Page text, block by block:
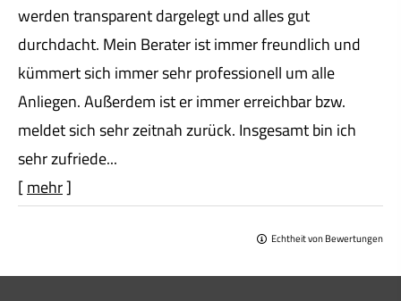
werden transparent dargelegt und alles gut
durchdacht. Mein Berater ist immer freundlich und
kümmert sich immer sehr professionell um alle
Anliegen. Außerdem ist er immer erreichbar bzw.
meldet sich sehr zeitnah zurück. Insgesamt bin ich
sehr zufriede...
[mehr]
Echtheit von Bewertungen